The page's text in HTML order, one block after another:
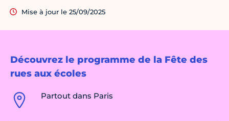
Découvrez le programme de la Fête des
rues aux écoles
Partout dans Paris
Mise à jour le 25/09/2025